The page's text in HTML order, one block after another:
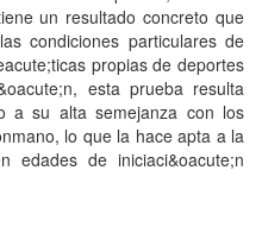
un resultado concreto que
condiciones particulares de
propias de deportes
esta prueba resulta
a su alta semejanza con los
lo que la hace apta a la
edades de iniciaci&oacute;n